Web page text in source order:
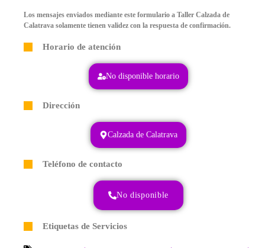
Los mensajes enviados mediante este formulario a Taller Calzada de
Calatrava solamente tienen validez con la respuesta de confirmación.
Horario de atención
No disponible horario
Dirección
Calzada de Calatrava
Teléfono de contacto
No disponible
Etiquetas de Servicios